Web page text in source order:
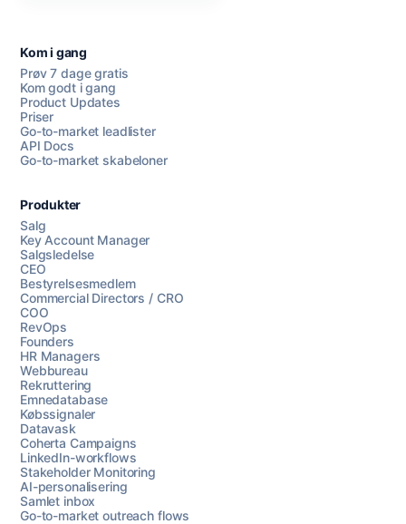
Kom i gang
Prøv 7 dage gratis
Kom godt i gang
Product Updates
Priser
Go-to-market leadlister
API Docs
Go-to-market skabeloner
Produkter
Salg
Key Account Manager
Salgsledelse
CEO
Bestyrelsesmedlem
Commercial Directors / CRO
COO
RevOps
Founders
HR Managers
Webbureau
Rekruttering
Emnedatabase
Købssignaler
Datavask
Coherta Campaigns
LinkedIn-workflows
Stakeholder Monitoring
AI-personalisering
Samlet inbox
Go-to-market outreach flows